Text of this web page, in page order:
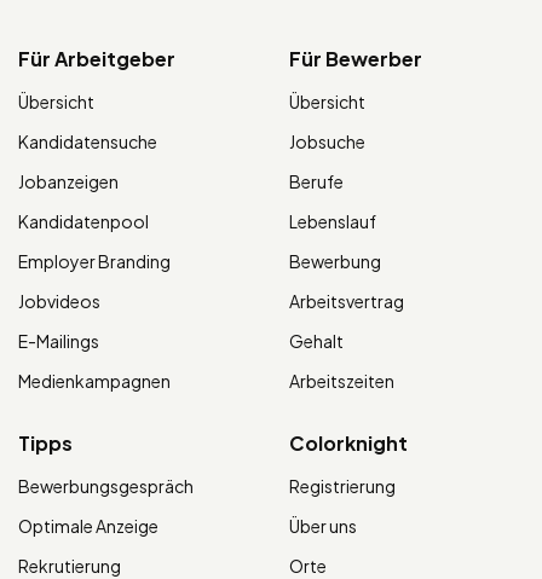
Für Arbeitgeber
Übersicht
Kandidatensuche
Jobanzeigen
Kandidatenpool
Employer Branding
Jobvideos
E-Mailings
Medienkampagnen
Für Bewerber
Übersicht
Jobsuche
Berufe
Lebenslauf
Bewerbung
Arbeitsvertrag
Gehalt
Arbeitszeiten
Tipps
Bewerbungsgespräch
Optimale Anzeige
Rekrutierung
Colorknight
Registrierung
Über uns
Orte